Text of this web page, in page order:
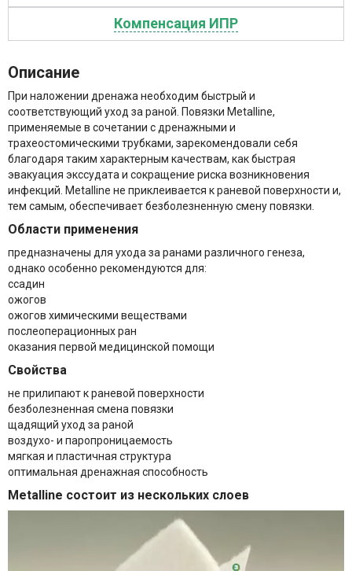
Компенсация ИПР
Описание
При наложении дренажа необходим быстрый и
соответствующий уход за раной. Повязки Metalline,
применяемые в сочетании с дренажными и
трахеостомическими трубками, зарекомендовали себя
благодаря таким характерным качествам, как быстрая
эвакуация экссудата и сокращение риска возникновения
инфекций. Metalline не приклеивается к раневой поверхности и,
тем самым, обеспечивает безболезненную смену повязки.
Области применения
предназначены для ухода за ранами различного генеза,
однако особенно рекомендуются для:
ссадин
ожогов
ожогов химическими веществами
послеоперационных ран
оказания первой медицинской помощи
Свойства
не прилипают к раневой поверхности
безболезненная смена повязки
щадящий уход за раной
воздухо- и паропроницаемость
мягкая и пластичная структура
оптимальная дренажная способность
Metalline состоит из нескольких слоев